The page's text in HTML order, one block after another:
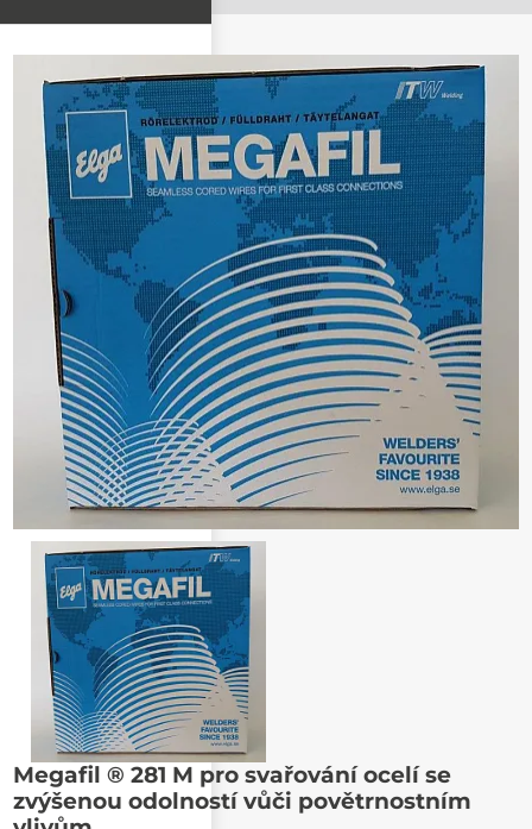
Megafil ® 281 M pro svařování ocelí se
zvýšenou odolností vůči povětrnostním
Poslat známému